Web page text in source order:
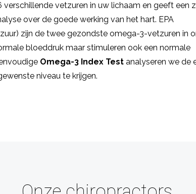
vetzuren in uw lichaam en geeft een
over de goede werking van het hart. EPA
zijn de twee gezondste omega-3-vetzuren in
bloeddruk maar stimuleren ook een normale
Omega-3 Index Test analyseren we de
niveau te krijgen.